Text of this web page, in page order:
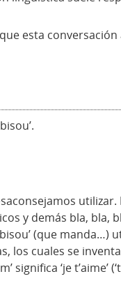
que esta
y demás bla, bla,
(que manda…)
los cuales se
‘je t’aime’